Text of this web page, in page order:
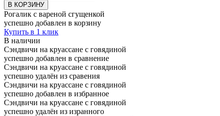
В КОРЗИНУ
Рогалик с вареной сгущенкой
успешно добавлен в корзину
Купить в 1 клик
В наличии
Сэндвичи на круассане с говядиной
успешно добавлен в сравнение
Сэндвичи на круассане с говядиной
успешно удалён из сравения
Сэндвичи на круассане с говядиной
успешно добавлен в избранное
Сэндвичи на круассане с говядиной
успешно удалён из изранного